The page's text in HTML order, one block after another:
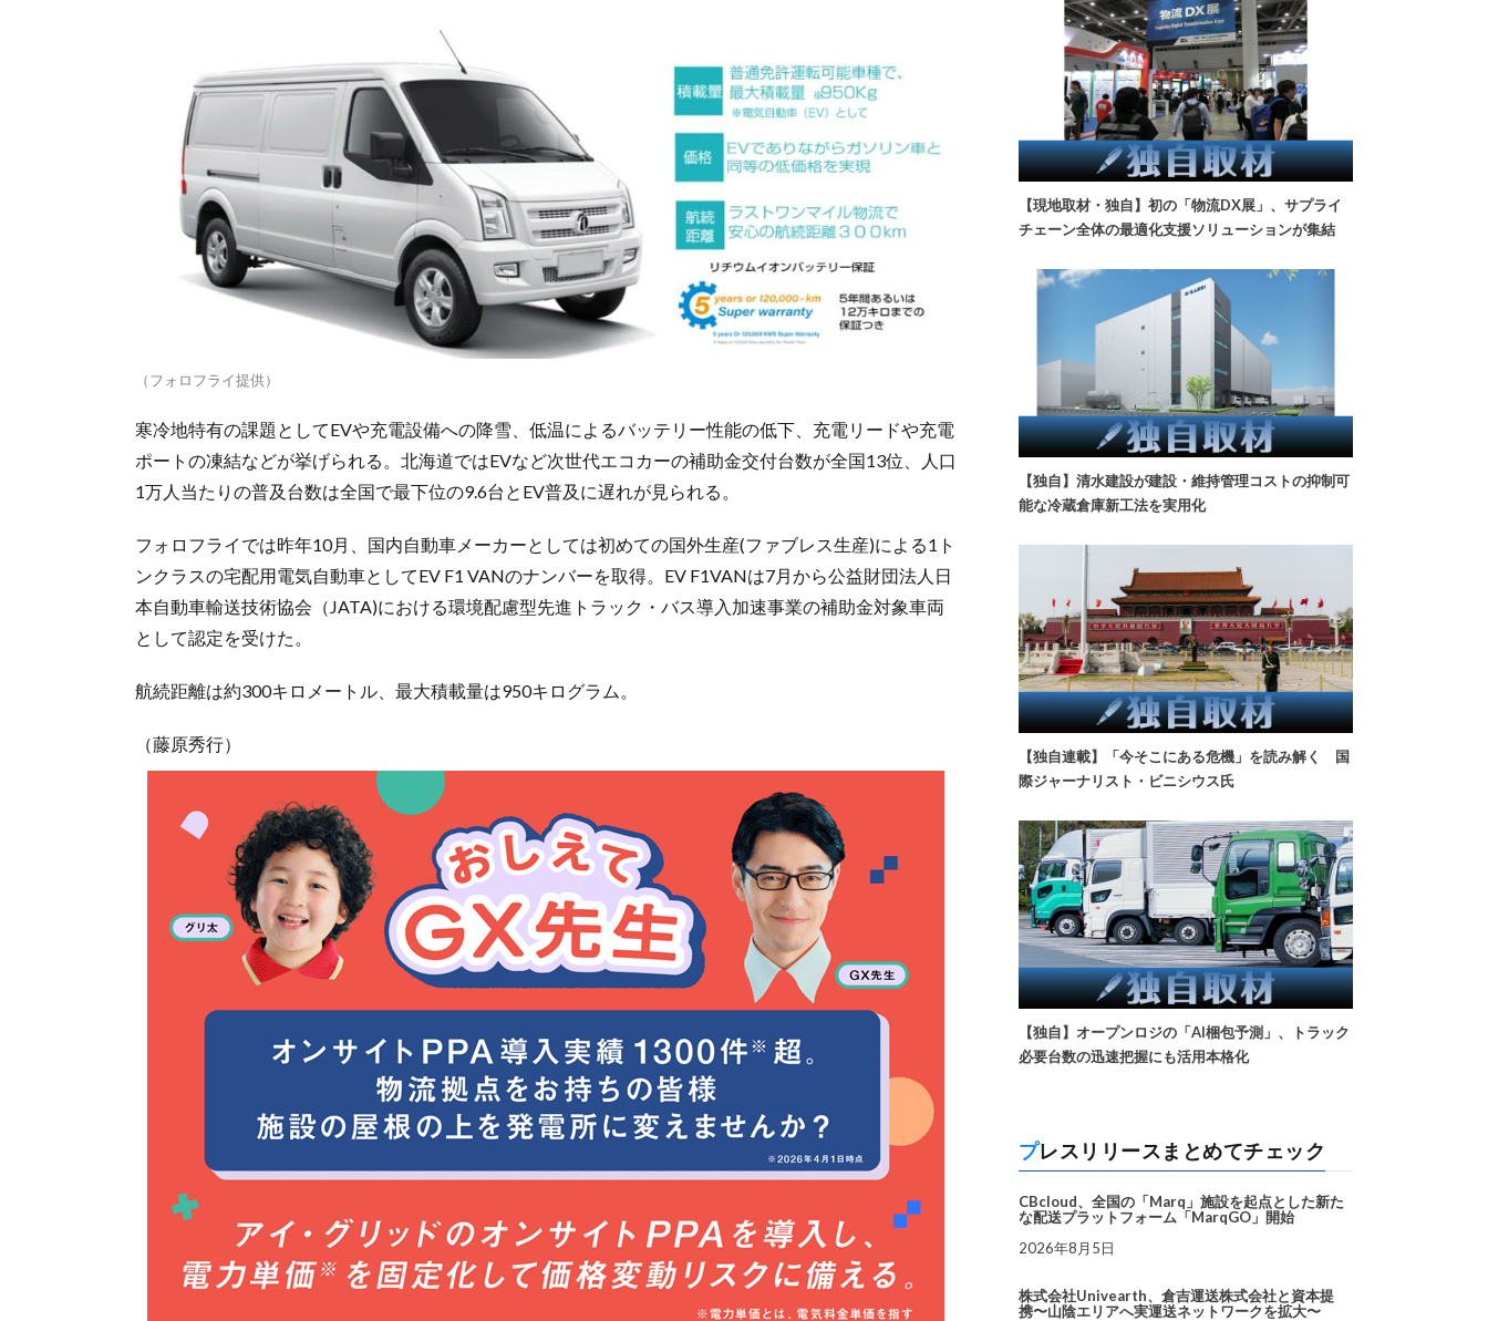
（フォロフライ提供）
寒冷地特有の課題としてEVや充電設備への降雪、低温によるバッテリー性能の低下、充電リードや充電
ポートの凍結などが挙げられる。北海道ではEVなど次世代エコカーの補助金交付台数が全国13位、人口
1万人当たりの普及台数は全国で最下位の9.6台とEV普及に遅れが見られる。
フォロフライでは昨年10月、国内自動車メーカーとしては初めての国外生産(ファブレス生産)による1ト
ンクラスの宅配用電気自動車としてEV F1 VANのナンバーを取得。EV F1VANは7月から公益財団法人日
本自動車輸送技術協会（JATA)における環境配慮型先進トラック・バス導入加速事業の補助金対象車両
として認定を受けた。
航続距離は約300キロメートル、最大積載量は950キログラム。
（藤原秀行）
【現地取材・独自】初の「物流DX展」、サプライ
チェーン全体の最適化支援ソリューションが集結
【独自】清水建設が建設・維持管理コストの抑制可
能な冷蔵倉庫新工法を実用化
【独自連載】「今そこにある危機」を読み解く 国
際ジャーナリスト・ビニシウス氏
【独自】オープンロジの「AI梱包予測」、トラック
必要台数の迅速把握にも活用本格化
プレスリリースまとめてチェック
CBcloud、全国の「Marq」施設を起点とした新た
な配送プラットフォーム「MarqGO」開始
2026年8月5日
株式会社Univearth、倉吉運送株式会社と資本提
携〜山陰エリアへ実運送ネットワークを拡大〜